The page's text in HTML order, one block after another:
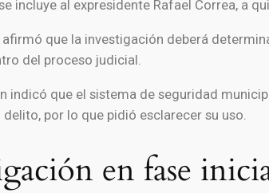
incluye al expresidente Rafael Correa, a
que la investigación deberá
del proceso judicial.
indicó que el sistema de seguridad
por lo que pidió esclarecer su uso.
en fase